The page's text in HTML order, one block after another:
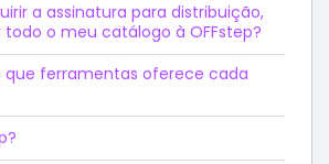
a assinatura para distribuição,
o meu catálogo à OFFstep?
ferramentas oferece cada